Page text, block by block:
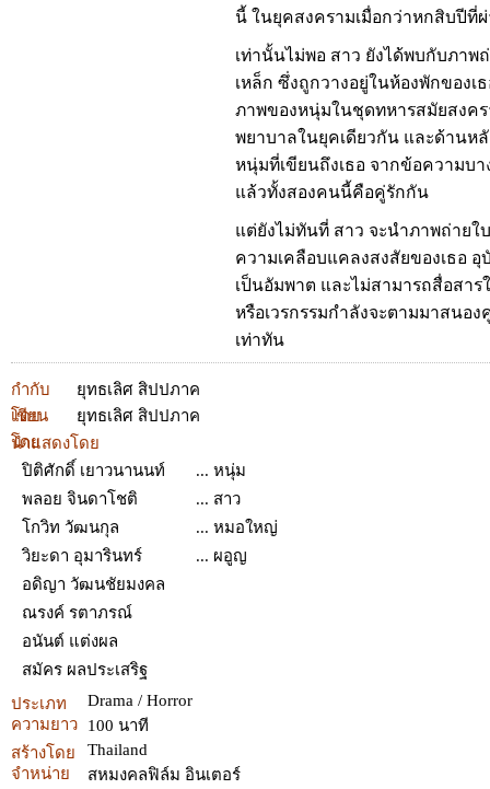
นี้ ในยุคสงครามเมื่อกว่าหกสิบปีที่
เท่านั้นไม่พอ สาว ยังได้พบกับภาพ
เหล็ก ซึ่งถูกวางอยู่ในห้องพักของ
ภาพของหนุ่มในชุดทหารสมัยสงค
พยาบาลในยุคเดียวกัน และด้านห
หนุ่มที่เขียนถึงเธอ จากข้อความบ
แล้วทั้งสองคนนี้คือคู่รักกัน
แต่ยังไม่ทันที่ สาว จะนำภาพถ่ายใ
ความเคลือบแคลงสงสัยของเธอ
เป็นอัมพาต และไม่สามารถสื่อสา
หรือเวรกรรมกำลังจะตามมาสนอ
เท่าทัน
กำกับ
โดย
ยุทธเลิศ สิปปภาค
เขียน
โดย
ยุทธเลิศ สิปปภาค
นำแสดงโดย
ปิติศักดิ์ เยาวนานนท์
... หนุ่ม
พลอย จินดาโชติ
... สาว
โกวิท วัฒนกุล
... หมอใหญ่
วิยะดา อุมารินทร์
... ผอูญ
อดิญา วัฒนชัยมงคล
ณรงค์ รตาภรณ์
อนันต์ แต่งผล
สมัคร ผลประเสริฐ
ประเภท
Drama / Horror
ความยาว
100 นาที
สร้างโดย
Thailand
จำหน่าย
สหมงคลฟิล์ม อินเตอร์